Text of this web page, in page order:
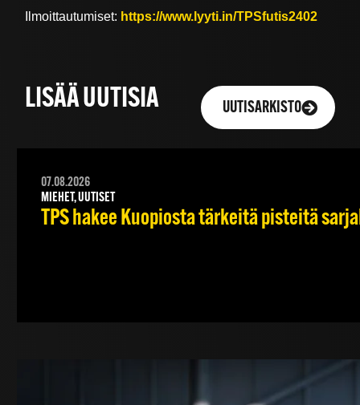
Ilmoittautumiset: https://www.lyyti.in/TPSfutis2402
LISÄÄ UUTISIA UUTISARKISTO
07.08.2026
MIEHET, UUTISET
TPS hakee Kuopiosta tärkeitä pisteitä